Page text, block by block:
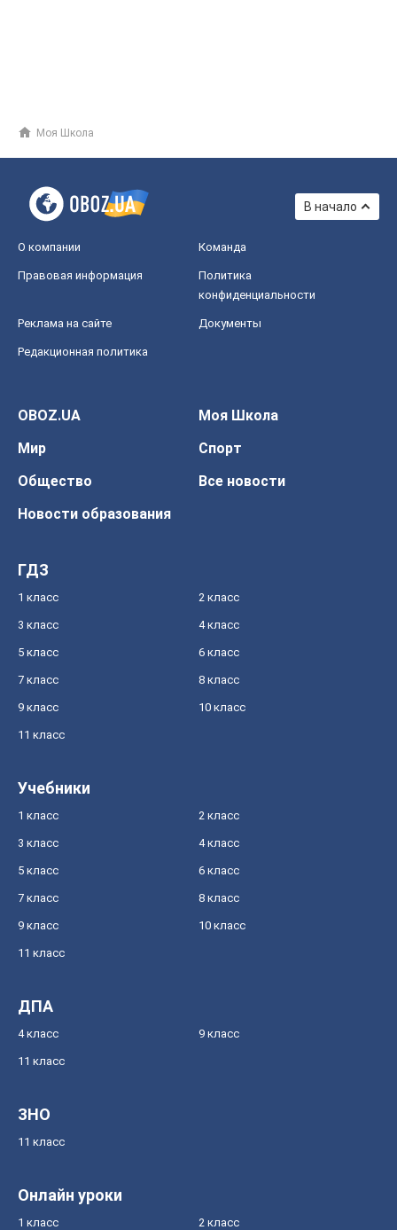
Моя Школа
В начало
О компании Команда
Правовая информация
Политика
конфиденциальности
Реклама на сайте Документы
Редакционная политика
OBOZ.UA
Моя Школа
Мир
Спорт
Общество
Все новости
Новости образования
ГДЗ
1 класс 2 класс
3 класс 4 класс
5 класс 6 класс
7 класс 8 класс
9 класс 10 класс
11 класс
Учебники
1 класс 2 класс
3 класс 4 класс
5 класс 6 класс
7 класс 8 класс
9 класс 10 класс
11 класс
ДПА
4 класс 9 класс
11 класс
ЗНО
11 класс
Онлайн уроки
1 класс 2 класс